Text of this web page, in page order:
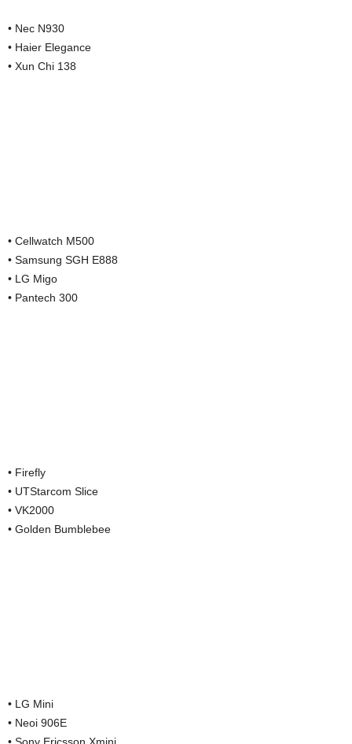
• Nec N930
• Haier Elegance
• Xun Chi 138
• Cellwatch M500
• Samsung SGH E888
• LG Migo
• Pantech 300
• Firefly
• UTStarcom Slice
• VK2000
• Golden Bumblebee
• LG Mini
• Neoi 906E